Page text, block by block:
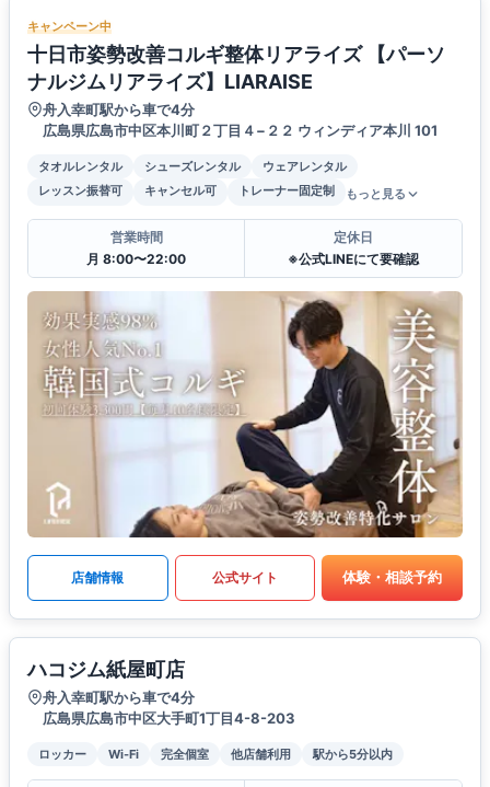
キャンペーン中
十日市姿勢改善コルギ整体リアライズ 【パーソ
ナルジムリアライズ】LIARAISE
舟入幸町駅から車で4分
広島県広島市中区本川町２丁目４−２２ ウィンディア本川 101
タオルレンタル シューズレンタル
ウェアレンタル
レッスン振替可
キャンセル可 トレーナー固定制 もっと見る
営業時間
月 8:00〜22:00
定休日
※公式LINEにて要確認
店舗情報 公式サイト 体験・相談予約
ハコジム紙屋町店
舟入幸町駅から車で4分
広島県広島市中区大手町1丁目4-8-203
ロッカー Wi-Fi 完全個室 他店舗利用 駅から5分以内